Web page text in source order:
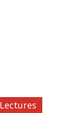
Lectures